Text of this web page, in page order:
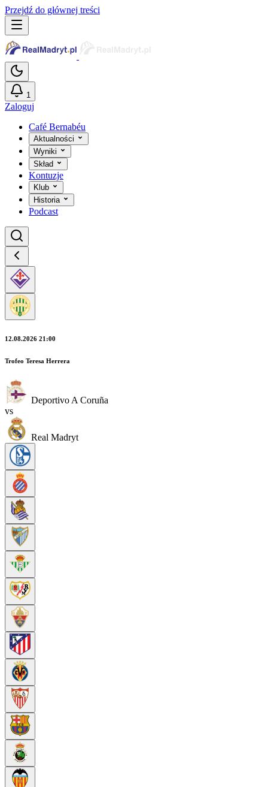
Przejdź do głównej treści
1
Zaloguj
Café Bernabéu
Aktualności
Wyniki
Skład
Kontuzje
Klub
Historia
Podcast
12.08.2026 21:00
Trofeo Teresa Herrera
Deportivo A Coruña
vs
Real Madryt